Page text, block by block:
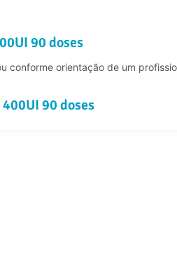
90 doses
conforme orientação de um
90 doses